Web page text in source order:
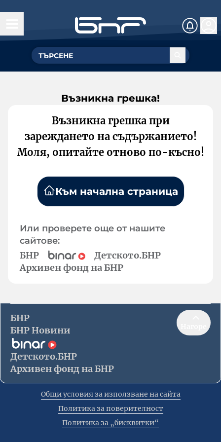
Възникна грешка!
Възникна грешка при
зареждането на съдържанието!
Моля, опитайте отново по-късно!
Към начална страница
Или проверете още от нашите
сайтове:
БНР
Детското.БНР
Архивен фонд на БНР
БНР
БНР Новини
Детското.БНР
Архивен фонд на БНР
Общи условия за използване на сайта
Политика за поверителност
Политика за „бисквитки“